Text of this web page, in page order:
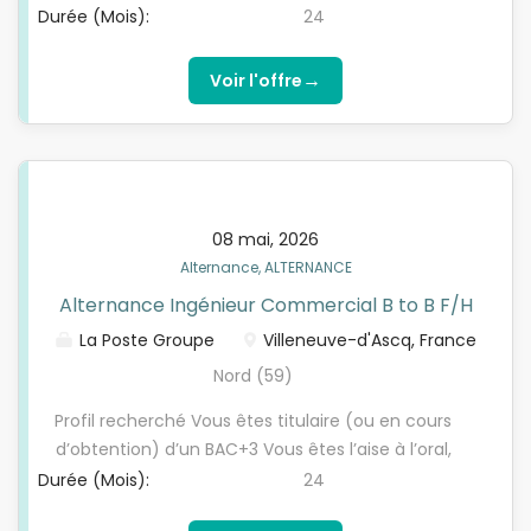
développer les relations...
excellent relationnel Vous avez une forte capacité
commerciaux et letravail en équipe Vous maitrisez
les outils digitaux et vous vous intéressez aux sujets
data / IA / CRM Vous avez moins de 30 ans (sauf
exceptions L.6222-2 du code du travail) Permis B
Durée (Mois): 24
Voir l'offre →
08 mai, 2026
Alternance, ALTERNANCE
Alternance Ingénieur Commercial B to B F/H
La Poste Groupe
Villeneuve-d'Ascq, France
Nord (59)
Profil recherché Vous êtes titulaire (ou en cours
d’obtention) d’un BAC+3 Vous êtes l’aise à l’oral,
excellent relationnel Vous avez une forte capacité
Durée (Mois): 24